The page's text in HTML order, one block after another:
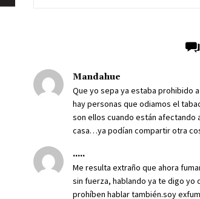
Mandahue
Que yo sepa ya estaba prohibido
hay personas que odiamos el
son ellos cuando están afectando
casa…ya podían compartir otra
.....
Me resulta extraño que ahora
sin fuerza, hablando ya te digo yo
prohíben hablar también.soy